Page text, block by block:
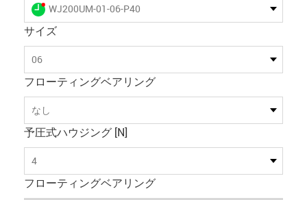
igus-icon-lieferzeit-dot
WJ200UM-01-06-P40
サイズ
06
フローティングベアリング
なし
予圧式ハウジング [N]
4
フローティングベアリング